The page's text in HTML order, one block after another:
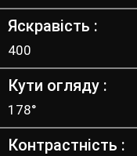
Яскравість
400
Кути огляду
178°
Контрастність